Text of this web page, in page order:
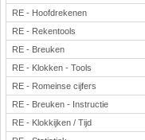
RE - Hoofdrekenen
RE - Rekentools
RE - Breuken
RE - Klokken - Tools
RE - Romeinse cijfers
RE - Breuken - Instructie
RE - Klokkijken / Tijd